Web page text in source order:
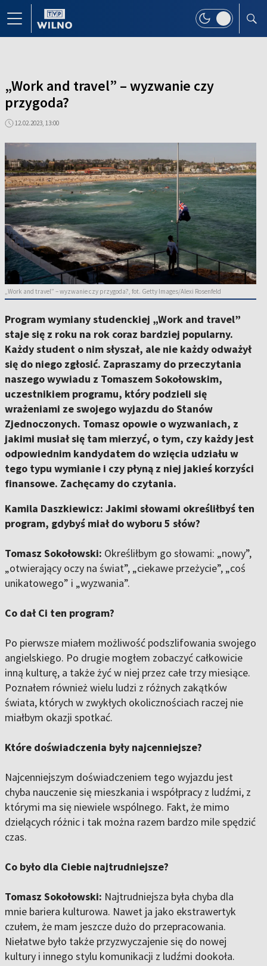
„Work and travel” – wyzwanie czy
przygoda?
12.02.2023, 13:00
„Work and travel” – wyzwanie czy przygoda?, fot. Getty Images/Alexi Rosenfeld
Program wymiany studenckiej „Work and travel”
staje się z roku na rok coraz bardziej popularny.
Każdy student o nim słyszał, ale nie każdy odważył
się do niego zgłosić. Zapraszamy do przeczytania
naszego wywiadu z Tomaszem Sokołowskim,
uczestnikiem programu, który podzieli się
wrażeniami ze swojego wyjazdu do Stanów
Zjednoczonych. Tomasz opowie o wyzwaniach, z
jakimi musiał się tam mierzyć, o tym, czy każdy jest
odpowiednim kandydatem do wzięcia udziału w
tego typu wymianie i czy płyną z niej jakieś korzyści
finansowe. Zachęcamy do czytania.
Kamila Daszkiewicz: Jakimi słowami określiłbyś ten
program, gdybyś miał do wyboru 5 słów?
Tomasz Sokołowski: Określiłbym go słowami: „nowy”,
„otwierający oczy na świat”, „ciekawe przeżycie”, „coś
unikatowego” i „wyzwania”.
Co dał Ci ten program?
Po pierwsze miałem możliwość podszlifowania swojego
angielskiego. Po drugie mogłem zobaczyć całkowicie
inną kulturę, a także żyć w niej przez całe trzy miesiące.
Poznałem również wielu ludzi z różnych zakątków
świata, których w zwykłych okolicznościach raczej nie
miałbym okazji spotkać.
Które doświadczenia były najcenniejsze?
Najcenniejszym doświadczeniem tego wyjazdu jest
chyba nauczenie się mieszkania i współpracy z ludźmi, z
którymi ma się niewiele wspólnego. Fakt, że mimo
dzielących różnic i tak można razem bardzo mile spędzić
czas.
Co było dla Ciebie najtrudniejsze?
Tomasz Sokołowski: Najtrudniejsza była chyba dla
mnie bariera kulturowa. Nawet ja jako ekstrawertyk
czułem, że mam jeszcze dużo do przepracowania.
Niełatwe było także przyzwyczajenie się do nowej
kultury i innego stylu komunikacji z ludźmi dookoła.